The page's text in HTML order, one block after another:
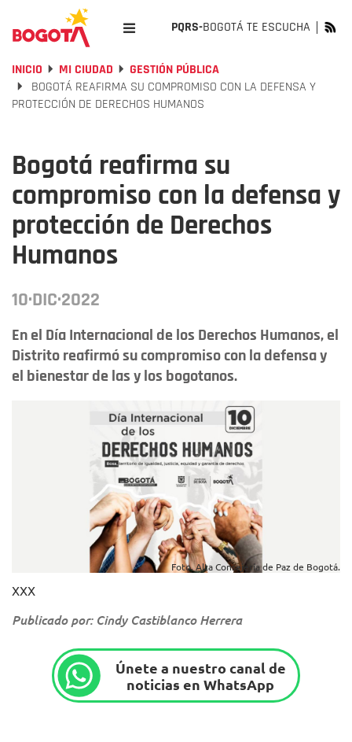
PQRS-BOGOTÁ TE ESCUCHA
INICIO MI CIUDAD
GESTIÓN PÚBLICA
BOGOTÁ REAFIRMA SU COMPROMISO CON LA DEFENSA Y
PROTECCIÓN DE DERECHOS HUMANOS
Bogotá reafirma su
compromiso con la defensa y
protección de Derechos
Humanos
10·DIC·2022
En el Día Internacional de los Derechos Humanos, el
Distrito reafirmó su compromiso con la defensa y
el bienestar de las y los bogotanos.
Foto. Alta Consejería de Paz de Bogotá.
XXX
Publicado por: Cindy Castiblanco Herrera
Únete a nuestro canal de
noticias en WhatsApp